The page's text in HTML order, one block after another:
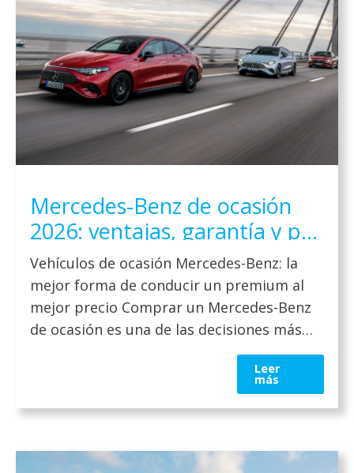
Mercedes-Benz de ocasión
2026: ventajas, garantía y por
qué elegir uno
Vehículos de ocasión Mercedes-Benz: la
mejor forma de conducir un premium al
mejor precio Comprar un Mercedes-Benz
de ocasión es una de las decisiones más
inteligentes si buscas calidad, tecnología y
accesible. La marca alemana es sinónimo
de fiabilidad, por lo que incluso en
muy […]
Leer
más